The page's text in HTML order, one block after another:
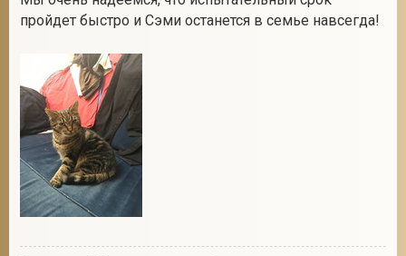
пройдет быстро и Сэми останется в семье навсегда!